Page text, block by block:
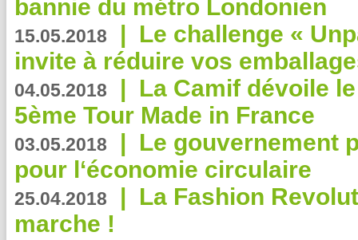
bannie du métro Londonien
15.05.2018 | Le challenge «
invite à réduire vos
04.05.2018 | La Camif dévoile
5ème Tour Made in France
03.05.2018 | Le gouvernement
pour l‘économie circulaire
25.04.2018 | La Fashion
marche !